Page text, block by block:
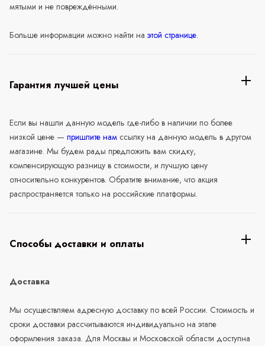
мятыми и не повреждёнными.
Больше информации можно найти на этой странице.
Гарантия лучшей цены
Если вы нашли данную модель где-либо в наличии по более
низкой цене — пришлите нам ссылку на данную модель в другом
магазине. Мы будем рады предложить вам скидку,
компенсирующую разницу в стоимости, и лучшую цену
относительно конкурентов. Обратите внимание, что акция
распространяется только на российские платформы.
Способы доставки и оплаты
Доставка
Мы осуществляем адресную доставку по всей России. Стоимость и
сроки доставки рассчитываются индивидуально на этапе
оформления заказа. Для Москвы и Московской области доступна